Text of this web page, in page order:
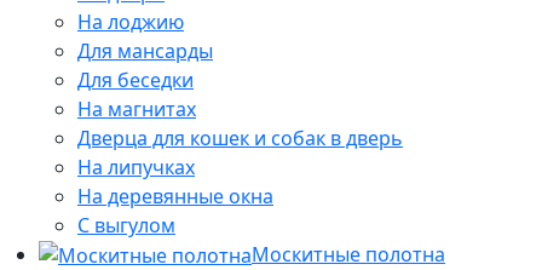
На лоджию
Для мансарды
Для беседки
На магнитах
Дверца для кошек и собак в дверь
На липучках
На деревянные окна
С выгулом
Москитные полотна